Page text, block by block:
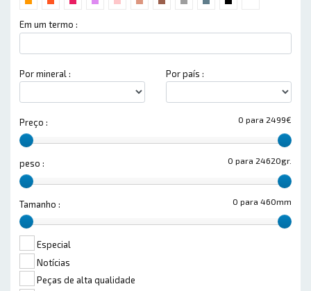
Em um termo :
Por mineral : Por país :
0 para 2499€
Preço :
0 para 24620gr.
peso :
0 para 460mm
Tamanho :
Especial
Notícias
Peças de alta qualidade